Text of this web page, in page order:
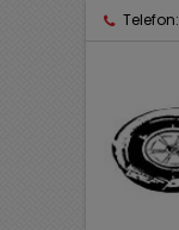
Telefon: